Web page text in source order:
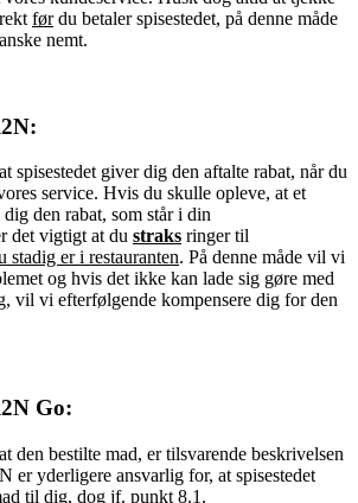
førdu betaler spisestedet, på denne måde
nemt.
spisestedet giver dig den aftalte rabat, når du
service. Hvis du skulle opleve, at et
den rabat, som står i din
det vigtigt at du straks ringer til
stadig er i restauranten. På denne måde vil vi
og hvis det ikke kan lade sig gøre med
vil vi efterfølgende kompensere dig for den
Go:
den bestilte mad, er tilsvarende beskrivelsen
er yderligere ansvarlig for, at spisestedet
til dig, dog jf. punkt 8.1.